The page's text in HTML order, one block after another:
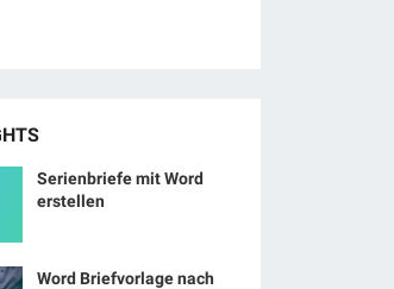
Serienbriefe mit Word
erstellen
Word Briefvorlage nach